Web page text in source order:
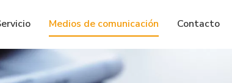
Medios de comunicación Contacto